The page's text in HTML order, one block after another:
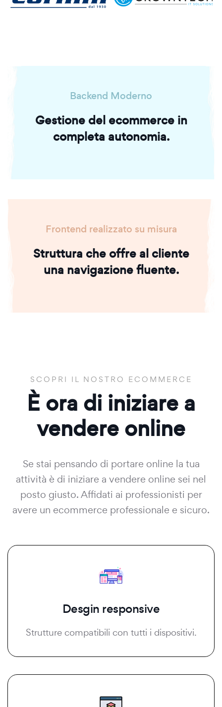
Backend Moderno
Gestione del ecommerce in
completa autonomia.
Frontend realizzato su misura
Struttura che offre al cliente
una navigazione fluente.
SCOPRI IL NOSTRO ECOMMERCE
È ora di iniziare a
vendere online
Se stai pensando di portare online la tua
attività è di iniziare a vendere online sei nel
posto giusto. Affidati ai professionisti per
avere un ecommerce professionale e sicuro.
Desgin responsive
Strutture compatibili con tutti i dispositivi.